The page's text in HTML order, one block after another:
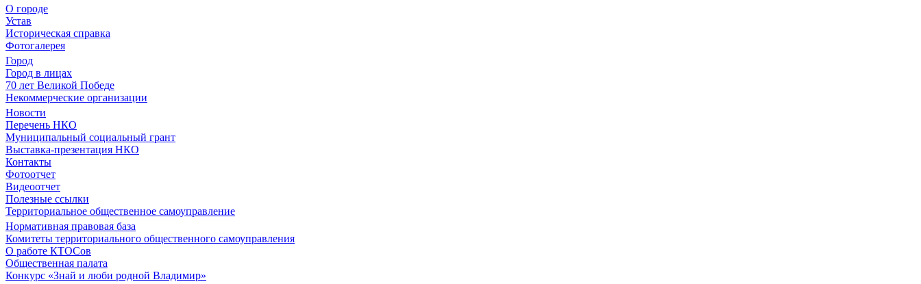
О городе
Устав
Историческая справка
Фотогалерея
Город
Город в лицах
70 лет Великой Победе
Некоммерческие организации
Новости
Перечень НКО
Муниципальный социальный грант
Выставка-презентация НКО
Контакты
Фотоотчет
Видеоотчет
Полезные ссылки
Территориальное общественное самоуправление
Нормативная правовая база
Комитеты территориального общественного самоуправления
О работе КТОСов
Общественная палата
Конкурс «Знай и люби родной Владимир»